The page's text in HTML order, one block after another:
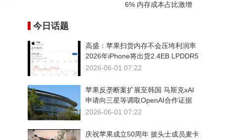
6% 内存成本占比激增
今日话题
高盛：苹果扫货内存不会压垮利润率
2026年iPhone将出货2.4EB LPDDR5
2026-06-01 07:22
苹果反垄断案扩展至韩国 马斯克xAI
申请向三星等调取OpenAI合作证据
2026-06-01 07:22
庆祝苹果成立50周年 披头士成员麦卡